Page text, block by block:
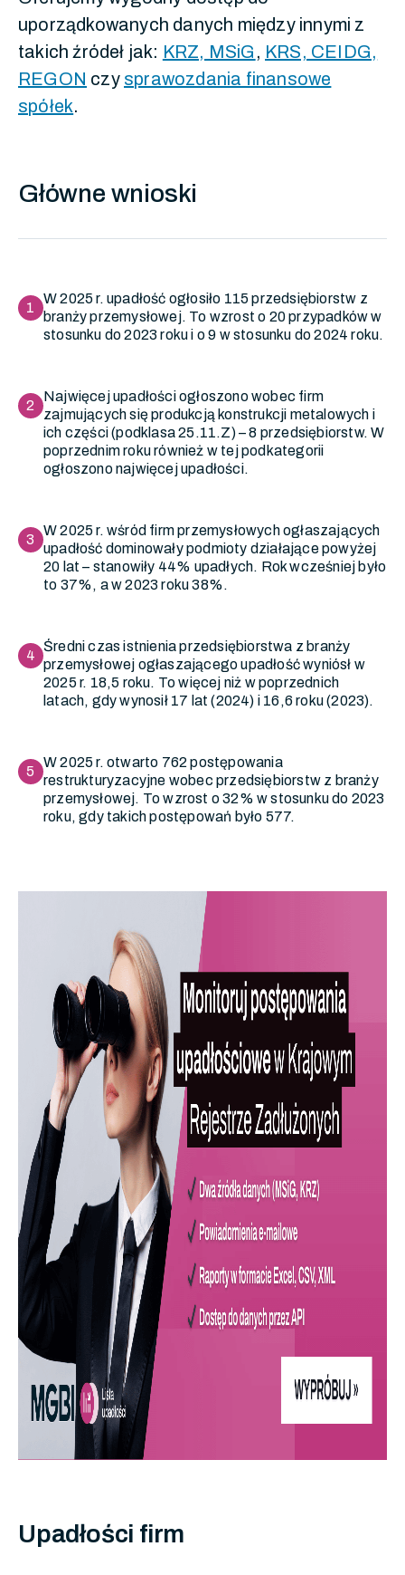
uporządkowanych danych między innymi z
takich źródeł jak: KRZ, MSiG , KRS, CEIDG,
REGON czy sprawozdania finansowe
spółek.
Główne wnioski
1
W 2025 r. upadłość ogłosiło 115 przedsiębiorstw z
branży przemysłowej. To wzrost o 20 przypadków w
stosunku do 2023 roku i o 9 w stosunku do 2024 roku.
2
Najwięcej upadłości ogłoszono wobec firm
zajmujących się produkcją konstrukcji metalowych i
ich części (podklasa 25.11.Z) – 8 przedsiębiorstw. W
poprzednim roku również w tej podkategorii
ogłoszono najwięcej upadłości.
3
W 2025 r. wśród firm przemysłowych ogłaszających
upadłość dominowały podmioty działające powyżej
20 lat – stanowiły 44% upadłych. Rok wcześniej było
to 37%, a w 2023 roku 38%.
4
Średni czas istnienia przedsiębiorstwa z branży
przemysłowej ogłaszającego upadłość wyniósł w
2025 r. 18,5 roku. To więcej niż w poprzednich
latach, gdy wynosił 17 lat (2024) i 16,6 roku (2023).
5
W 2025 r. otwarto 762 postępowania
restrukturyzacyjne wobec przedsiębiorstw z branży
przemysłowej. To wzrost o 32% w stosunku do 2023
roku, gdy takich postępowań było 577.
Upadłości firm